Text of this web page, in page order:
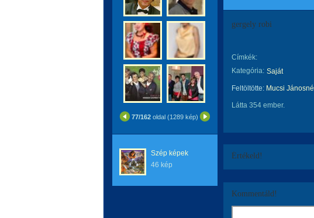
77/162 oldal (1289 kép)
Szép képek
46 kép
gergely robi
Címkék:
Kategória: Saját
Feltöltötte: Mucsi Jánosné
Látta 354 ember.
Értékeld!
Kommentáld!